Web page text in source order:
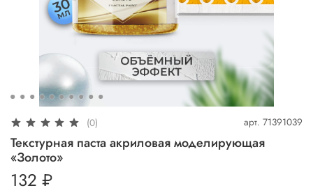
(0) арт. 71391039
Текстурная паста акриловая моделирующая
«Золото»
132 ₽